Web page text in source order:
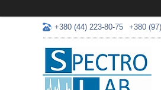
+380 (44) 223-80-75 +380